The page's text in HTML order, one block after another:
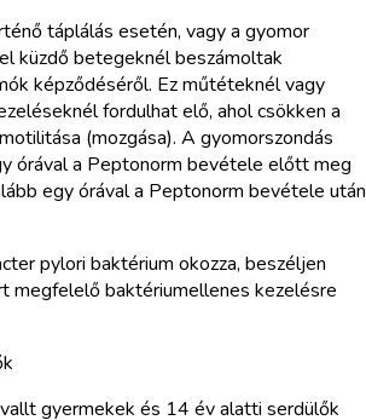
táplálás esetén, vagy a gyomor
küzdő betegeknél beszámoltak
képződéséről. Ez műtéteknél vagy
fordulhat elő, ahol csökken a
(mozgása). A gyomorszondás
órával a Peptonorm bevétele előtt meg
egy órával a Peptonorm bevétele után
pylori baktérium okozza, beszéljen
megfelelő baktériumellenes kezelésre
gyermekek és 14 év alatti serdülők